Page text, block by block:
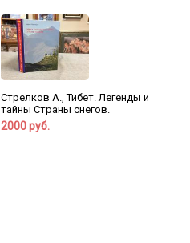
Стрелков А., Тибет. Легенды и
тайны Страны снегов.
2000 руб.